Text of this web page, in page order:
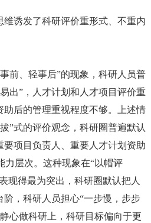
维诱发了科研评价重形式、不重内
前、轻事后”的现象，科研人员普
出”，人才计划和人才项目评价重
助后的管理重视程度不够。上述情
”式的评价观念，科研圈普遍默认
要项目负责人、重要人才计划资助
力层次。这种现象在“以帽评
现得最为突出，科研圈默认把人
阶，科研人员担心“一步慢，步步
心做科研上，科研目标偏向于更